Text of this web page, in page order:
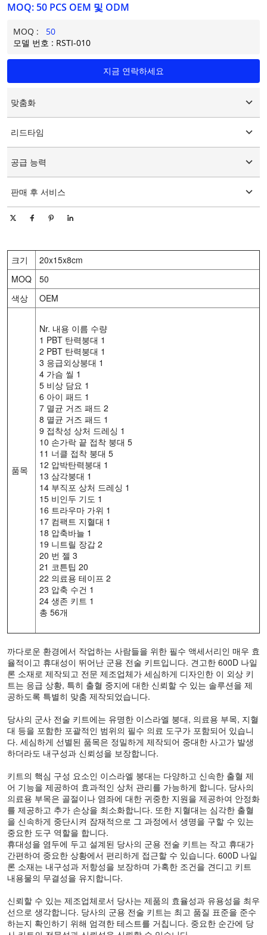
MOQ: 50 PCS OEM 및 ODM
MOQ :
50
모델 번호 : RSTI-010
지금 연락하세요
맞춤화
맞춤형 포장
리드타임
공급 능력
판매 후 서비스
크기
20x15x8cm
MOQ
50
색상
OEM
품목
Nr. 내용 이름 수량
1 PBT 탄력붕대 1
2 PBT 탄력붕대 1
3 응급외상붕대 1
4 가슴 씰 1
5 비상 담요 1
6 아이 패드 1
7 멸균 거즈 패드 2
8 멸균 거즈 패드 1
9 접착성 상처 드레싱 1
10 손가락 끝 접착 붕대 5
11 너클 접착 붕대 5
12 압박탄력붕대 1
13 삼각붕대 1
14 부직포 상처 드레싱 1
15 비인두 기도 1
16 트라우마 가위 1
17 컴팩트 지혈대 1
18 압축바늘 1
19 니트릴 장갑 2
20 번 젤 3
21 코튼팁 20
22 의료용 테이프 2
23 압축 수건 1
24 생존 키트 1
총 56개
까다로운 환경에서 작업하는 사람들을 위한 필수 액세서리인 매우 효
율적이고 휴대성이 뛰어난 군용 전술 키트입니다. 견고한 600D 나일
론 소재로 제작되고 전문 제조업체가 세심하게 디자인한 이 외상 키
트는 응급 상황, 특히 출혈 중지에 대한 신뢰할 수 있는 솔루션을 제
공하도록 특별히 맞춤 제작되었습니다.
당사의 군사 전술 키트에는 유명한 이스라엘 붕대, 의료용 부목, 지혈
대 등을 포함한 포괄적인 범위의 필수 의료 도구가 포함되어 있습니
다. 세심하게 선별된 품목은 정밀하게 제작되어 중대한 사고가 발생
하더라도 내구성과 신뢰성을 보장합니다.
키트의 핵심 구성 요소인 이스라엘 붕대는 다양하고 신속한 출혈 제
어 기능을 제공하여 효과적인 상처 관리를 가능하게 합니다. 당사의
의료용 부목은 골절이나 염좌에 대한 귀중한 지원을 제공하여 안정화
를 제공하고 추가 손상을 최소화합니다. 또한 지혈대는 심각한 출혈
을 신속하게 중단시켜 잠재적으로 그 과정에서 생명을 구할 수 있는
중요한 도구 역할을 합니다.
휴대성을 염두에 두고 설계된 당사의 군용 전술 키트는 작고 휴대가
간편하여 중요한 상황에서 편리하게 접근할 수 있습니다. 600D 나일
론 소재는 내구성과 저항성을 보장하며 가혹한 조건을 견디고 키트
내용물의 무결성을 유지합니다.
신뢰할 수 있는 제조업체로서 당사는 제품의 효율성과 유용성을 최우
선으로 생각합니다. 당사의 군용 전술 키트는 최고 품질 표준을 준수
하는지 확인하기 위해 엄격한 테스트를 거칩니다. 중요한 순간에 당